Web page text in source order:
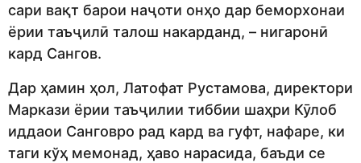
сари вақт барои наҷоти онҳо дар беморхонаи
ёрии таъҷилӣ талош накарданд, – нигаронӣ
кард Сангов.
Дар ҳамин ҳол, Латофат Рустамова, директори
Маркази ёрии таъҷилии тиббии шаҳри Кӯлоб
иддаои Санговро рад кард ва гуфт, нафаре, ки
таги кўҳ мемонад, ҳаво нарасида, баъди се